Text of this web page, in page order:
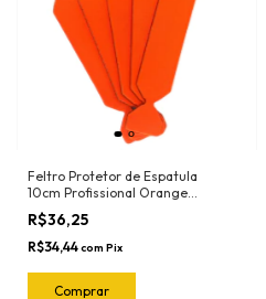
Feltro Protetor de Espatula
10cm Profissional Orange
(5und) 1020.O Joker
R$36,25
R$34,44com Pix